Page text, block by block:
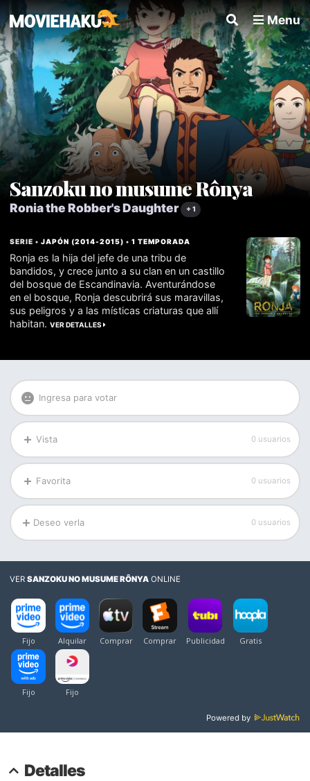
Menu
Sanzoku no musume Rônya
Ronia the Robber's Daughter + 1
SERIE •JAPÓN (2014-2015) •1 TEMPORADA
Ronja es la hija del jefe de una tribu de
bandidos, y crece junto a su clan en un castillo
del bosque de Escandinavia. Aventurándose
en el bosque, Ronja descubrirá sus maravillas,
sus peligros y a las místicas criaturas que allí
habitan.VER DETALLES
Ingresa para votar
Vista 0 usuarios
Favorita 0 usuarios
Deseo verla 0 usuarios
VERSANZOKU NO MUSUME RÔNYA ONLINE
Powered by
Detalles